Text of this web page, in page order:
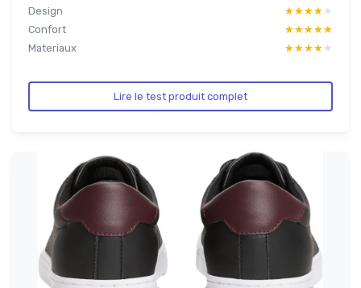
Design
★★★★★
★★★★★
Confort
★★★★★
★★★★★
Materiaux
★★★★★
★★★★★
Lire le test produit complet